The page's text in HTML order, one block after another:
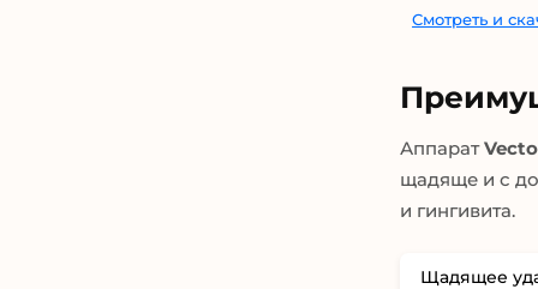
Смотреть и
Аппарат
щадяще и с
и гингивита.
Щадящее